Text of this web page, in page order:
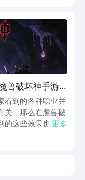
兽破坏神手游
看到的各种职业并
关，那么在魔兽破
的这些效果也是游
通过以下的这些
更多